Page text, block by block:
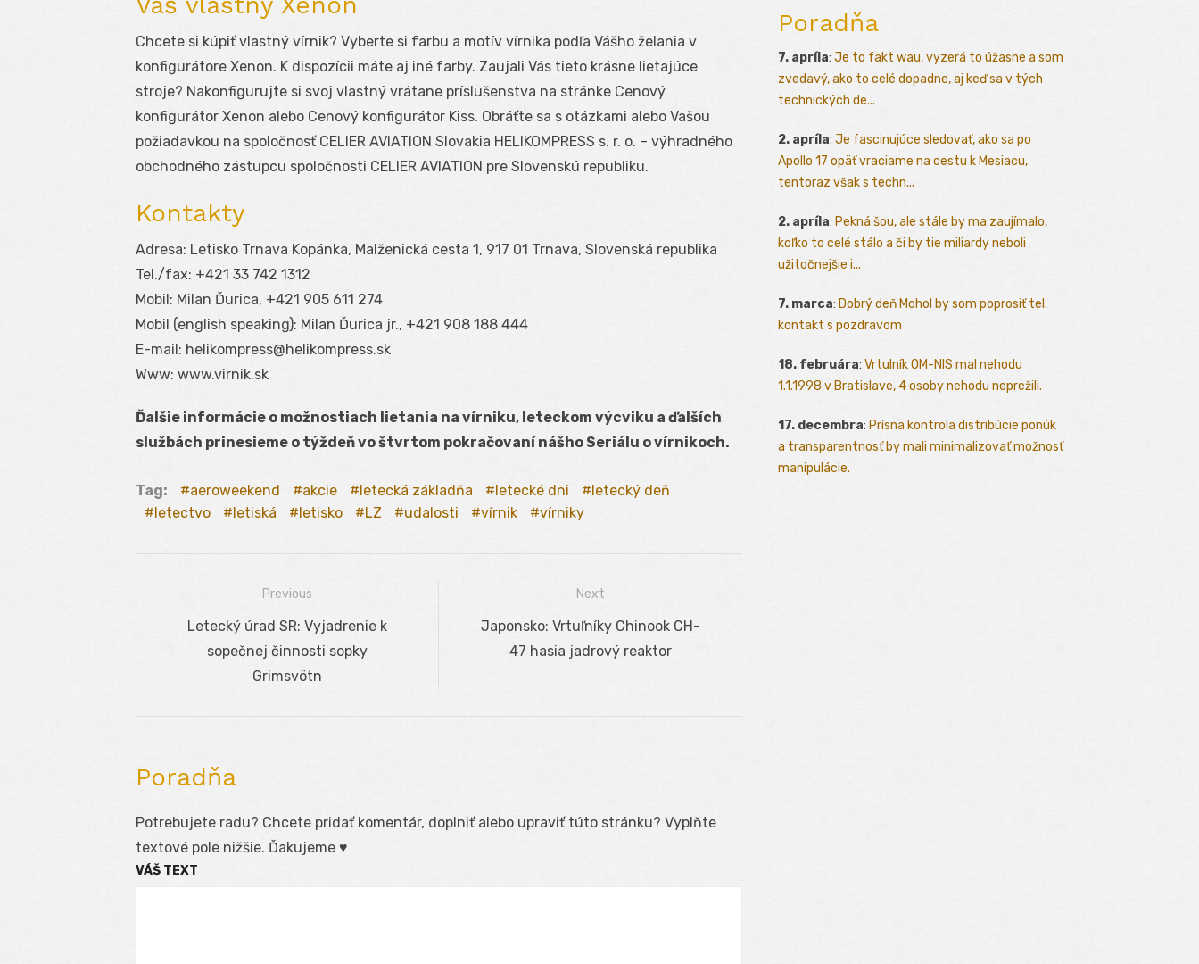
Chcete si kúpiť vlastný vírnik? Vyberte si farbu a motív vírnika podľa Vášho želania v
konfigurátore Xenon. K dispozícii máte aj iné farby. Zaujali Vás tieto krásne lietajúce
stroje? Nakonfigurujte si svoj vlastný vrátane príslušenstva na stránke Cenový
konfigurátor Xenon alebo Cenový konfigurátor Kiss. Obráťte sa s otázkami alebo Vašou
požiadavkou na spoločnosť CELIER AVIATION Slovakia HELIKOMPRESS s. r. o. – výhradného
obchodného zástupcu spoločnosti CELIER AVIATION pre Slovenskú republiku.
Kontakty
Adresa: Letisko Trnava Kopánka, Malženická cesta 1, 917 01 Trnava, Slovenská republika
Tel./fax: +421 33 742 1312
Mobil: Milan Ďurica, +421 905 611 274
Mobil (english speaking): Milan Ďurica jr., +421 908 188 444
E-mail: helikompress@helikompress.sk
Www: www.virnik.sk
Ďalšie informácie o možnostiach lietania na vírniku, leteckom výcviku a ďalších
službách prinesieme o týždeň vo štvrtom pokračovaní nášho Seriálu o vírnikoch.
Tag: aeroweekend akcie letecká základňa letecké dni
letecký deň
letectvo
letiská letisko LZ udalosti vírnik vírniky
Navigácia
Previous
Previous
Letecký úrad SR: Vyjadrenie k
sopečnej činnosti sopky
Grimsvötn
Next
Next
Japonsko: Vrtuľníky Chinook CH-
47 hasia jadrový reaktor
Poradňa
Potrebujete radu? Chcete pridať komentár, doplniť alebo upraviť túto stránku? Vyplňte
textové pole nižšie. Ďakujeme ♥
VÁŠ TEXT
Poradňa
7. apríla: Je to fakt wau, vyzerá to úžasne a som
zvedavý, ako to celé dopadne, aj keď sa v tých
technických de...
2. apríla: Je fascinujúce sledovať, ako sa po
Apollo 17 opäť vraciame na cestu k Mesiacu,
tentoraz však s techn...
2. apríla: Pekná šou, ale stále by ma zaujímalo,
koľko to celé stálo a či by tie miliardy neboli
užitočnejšie i...
7. marca: Dobrý deň Mohol by som poprosiť tel.
kontakt s pozdravom
18. februára: Vrtulník OM-NIS mal nehodu
1.1.1998 v Bratislave, 4 osoby nehodu neprežili.
17. decembra: Prísna kontrola distribúcie ponúk
a transparentnosť by mali minimalizovať možnosť
manipulácie.